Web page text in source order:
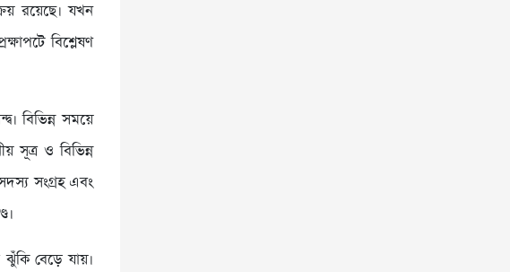
রয়েছে। যখন
বিশ্লেষণ
বিভিন্ন সময়ে
সূত্র ও বিভিন্ন
সংগ্রহ এবং
বেড়ে যায়।